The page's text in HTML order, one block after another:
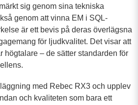
sig genom sina tekniska
genom att vinna EM i SQL-
är ett bevis på deras överlägsna
för ljudkvalitet. Det visar att
högtalare – de sätter standarden för
med Rebec RX3 och upplev
och kvaliteten som bara ett